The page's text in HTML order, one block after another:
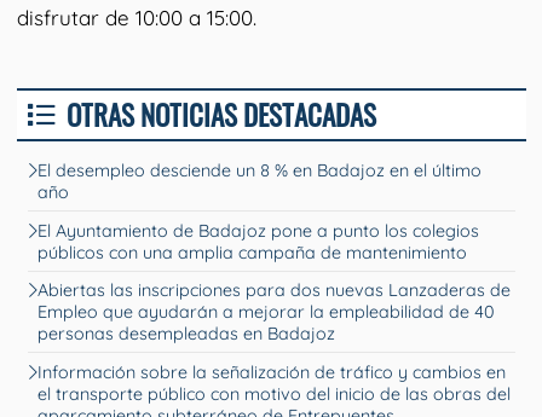
disfrutar de 10:00 a 15:00.
OTRAS NOTICIAS DESTACADAS
El desempleo desciende un 8 % en Badajoz en el último
año
El Ayuntamiento de Badajoz pone a punto los colegios
públicos con una amplia campaña de mantenimiento
Abiertas las inscripciones para dos nuevas Lanzaderas de
Empleo que ayudarán a mejorar la empleabilidad de 40
personas desempleadas en Badajoz
Información sobre la señalización de tráfico y cambios en
el transporte público con motivo del inicio de las obras del